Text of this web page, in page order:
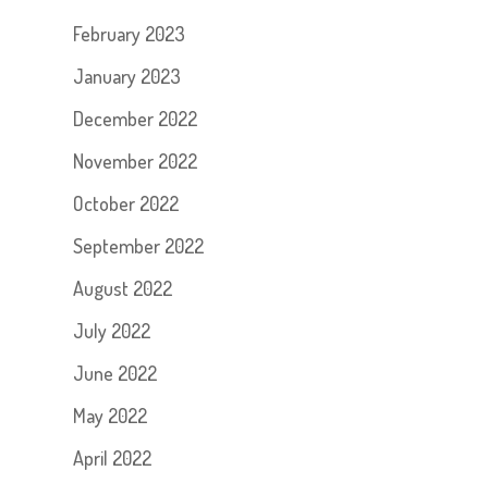
February 2023
January 2023
December 2022
November 2022
October 2022
September 2022
August 2022
July 2022
June 2022
May 2022
April 2022